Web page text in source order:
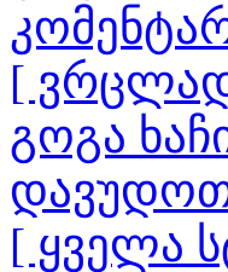
[
გოგა
[ ყველა